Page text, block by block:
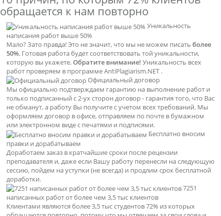
обращается к нам повторно
Уникальность
написания работ выше 50%
Мало? Зато правда! Это не значит, что мы не можем писать более
50%. Готовая работа будет соответствовать той уникальности,
которую вы укажете.Обратите внимание! Уникальность всех
работ проверяем в программе AntiPlagiarism.NET .
Официальный договор
Мы официально подтверждаем гарантию на выполнение работ и
только подписанный с 2-ух сторон договор - гарантия того, что Вас
не обманут, а работу Вы получите с учетом всех требований. Мы
оформляем договор в офисе, отправляем по почте в бумажном
или электронном виде с печатями и подписями.
Бесплатно вносим
правки и дорабатываем
Доработаем заказ в кратчайшие сроки после рецензии
преподавателя и, даже если Вашу работу перенесли на следующую
сессию, пойдем на уступки (не всегда) и продлим срок бесплатной
доработки.
7251
написанных работ от более чем 3,5 тыс клиентов
Клиентами являются более 3,5 тыс студентов 72% из которых